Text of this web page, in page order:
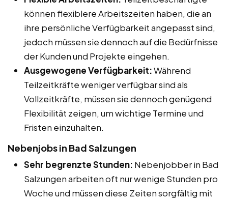
können flexiblere Arbeitszeiten haben, die an
ihre persönliche Verfügbarkeit angepasst sind,
jedoch müssen sie dennoch auf die Bedürfnisse
der Kunden und Projekte eingehen.
Ausgewogene Verfügbarkeit:Während
Teilzeitkräfte weniger verfügbar sind als
Vollzeitkräfte, müssen sie dennoch genügend
Flexibilität zeigen, um wichtige Termine und
Fristen einzuhalten.
Nebenjobs in Bad Salzungen
Sehr begrenzte Stunden: Nebenjobber in Bad
Salzungen arbeiten oft nur wenige Stunden pro
Woche und müssen diese Zeiten sorgfältig mit